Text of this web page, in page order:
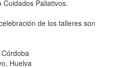
Cuidados Paliativos.
de los talleres son
Huelva